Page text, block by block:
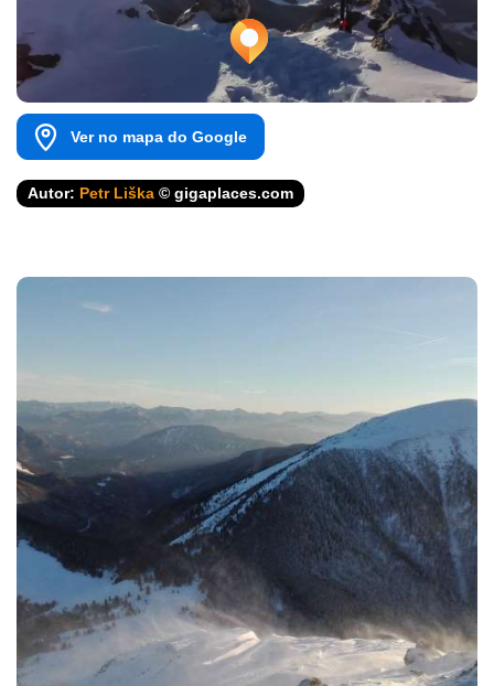
Ver no mapa do Google
Autor: Petr Liška © gigaplaces.com